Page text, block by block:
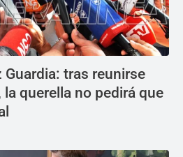
Guardia: tras reunirse
querella no pedirá que